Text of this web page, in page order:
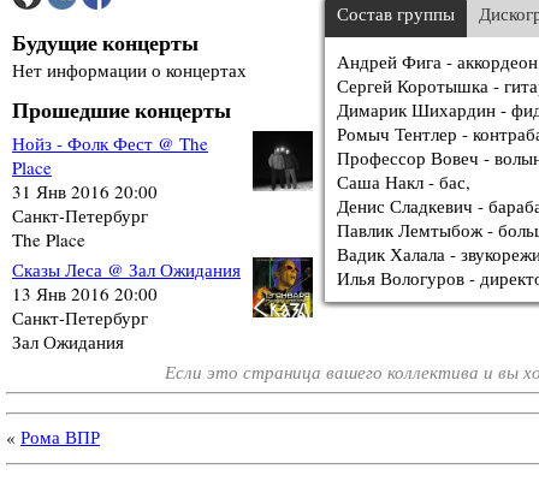
Будущие концерты
Нет информации о концертах
Прошедшие концерты
Нойз - Фолк Фест @ The
Place
31 Янв 2016 20:00
Санкт-Петербург
The Place
Сказы Леса @ Зал Ожидания
13 Янв 2016 20:00
Санкт-Петербург
Зал Ожидания
Состав группы
Андрей Фига -
Сергей Коротышка -
Димарик Шихардин -
Ромыч Тентлер -
Профессор Вовеч -
Саша Накл - бас,
Денис Сладкевич -
Павлик Лемтыбож -
Вадик Халала -
Илья Вологуров -
Если это страница вашего коллектива и
« Рома ВПР